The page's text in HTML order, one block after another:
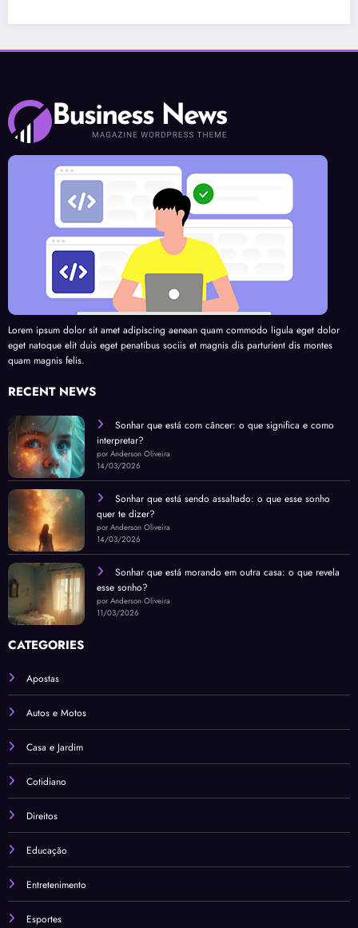
Lorem ipsum dolor sit amet adipiscing aenean quam commodo ligula eget dolor
eget natoque elit duis eget penatibus sociis et magnis dis parturient dis montes
quam magnis felis.
RECENT NEWS
Sonhar que está com câncer: o que significa e como
interpretar?
por Anderson Oliveira
14/03/2026
Sonhar que está sendo assaltado: o que esse sonho
quer te dizer?
por Anderson Oliveira
14/03/2026
Sonhar que está morando em outra casa: o que revela
esse sonho?
por Anderson Oliveira
11/03/2026
CATEGORIES
Apostas
Autos e Motos
Casa e Jardim
Cotidiano
Direitos
Educação
Entretenimento
Esportes